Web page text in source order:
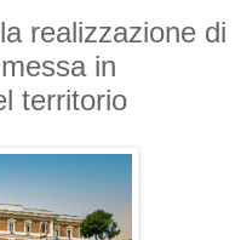
realizzazione di
in
territorio